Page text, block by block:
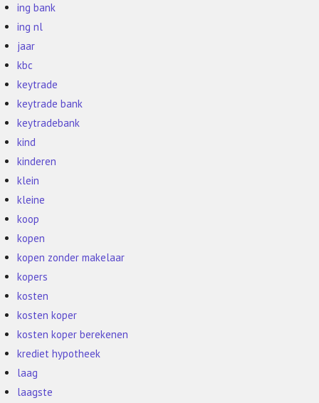
ing bank
ing nl
jaar
kbc
keytrade
keytrade bank
keytradebank
kind
kinderen
klein
kleine
koop
kopen
kopen zonder makelaar
kopers
kosten
kosten koper
kosten koper berekenen
krediet hypotheek
laag
laagste